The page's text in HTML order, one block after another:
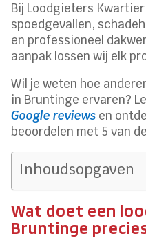
Bij Loodgieters
spoedgevallen,
en professioneel
aanpak lossen wij elk
Wil je weten hoe
in Bruntinge ervaren?
Google reviews en
beoordelen met 5 van
Inhoudsopgaven
Wat doet een
Bruntinge